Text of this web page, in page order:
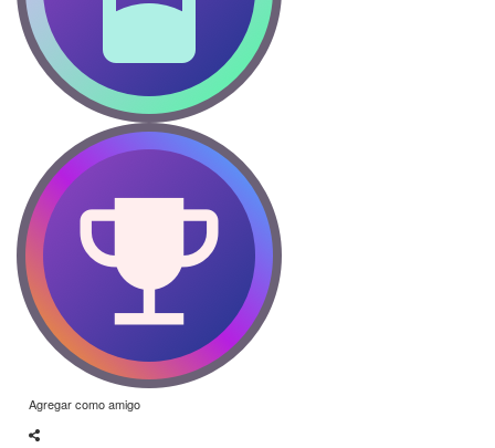
Agregar como amigo